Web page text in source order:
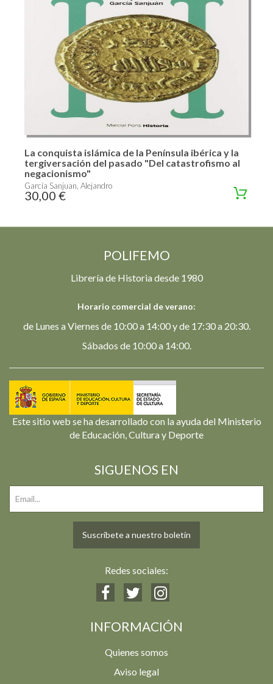
La conquista islámica de la Península ibérica y la
tergiversación del pasado "Del catastrofismo al
negacionismo"
García Sanjuan, Alejandro
30,00 €
POLIFEMO
Librería de Historia desde 1980
Horario comercial de verano:
de Lunes a Viernes de 10:00 a 14:00 y de 17:30 a 20:30.
Sábados de 10:00 a 14:00.
Este sitio web se ha desarrollado con la ayuda del Ministerio
de Educación, Cultura y Deporte
SIGUENOS EN
Suscríbete a nuestro boletín
Redes sociales:
INFORMACIÓN
Quienes somos
Aviso legal